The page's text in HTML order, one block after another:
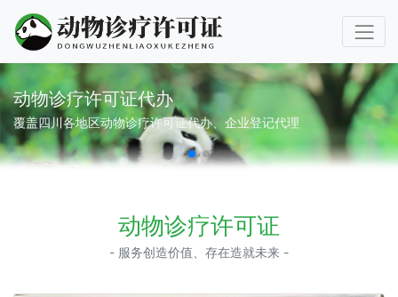
动物诊疗许可证代办
覆盖四川各地区动物诊疗许可证代办、企业登记代理
动物诊疗许可证
- 服务创造价值、存在造就未来 -